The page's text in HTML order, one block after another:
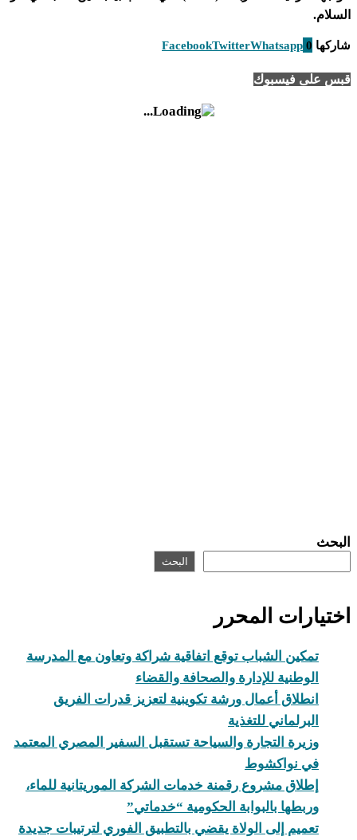
السلام.
شاركها 0
FacebookTwitterWhatsapp
قبس على فيسبوك
البحث
البحث
اختيارات المحرر
تمكين الشباب توقع اتفاقية شراكة وتعاون مع المدرسة
الوطنية للإدارة والصحافة والقضاء
انطلاق أعمال ورشة تكوينية لتعزيز قدرات الفريق
البرلماني للتغذية
وزيرة التجارة والسياحة تستقبل السفير المصري المعتمد
في نواكشوط
إطلاق مشروع رقمنة خدمات الشركة الموريتانية للماء،
وربطها بالبوابة الحكومية “خدماتي”
تعميم إلى الولاة يقضي بالتطبيق الفوري لترتيبات جديدة